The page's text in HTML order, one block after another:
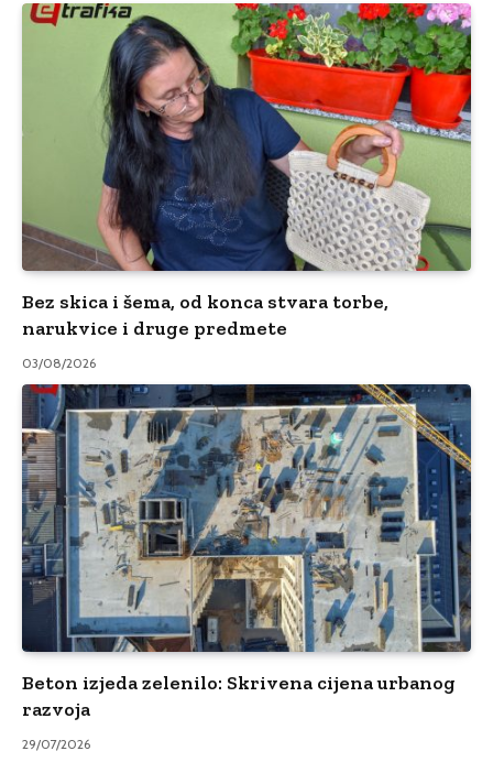
Bez skica i šema, od konca stvara torbe,
narukvice i druge predmete
03/08/2026
Beton izjeda zelenilo: Skrivena cijena urbanog
razvoja
29/07/2026